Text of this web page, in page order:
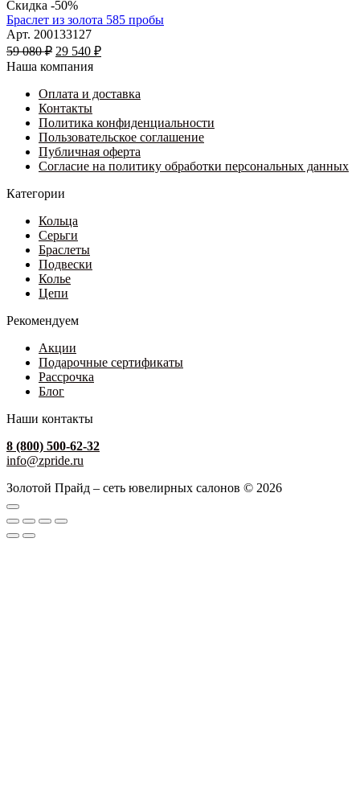
выбрать
на
странице
товара.
–
товар
имеет
несколько
вариаций.
Опции
выбрать
на
странице
товара.
Скидка -50%
Браслет из золота 585 пробы
Арт. 200133127
59 080₽ Первоначальная
цена
59
080 ₽.
29 540 ₽Текущая
540 ₽.
Наша компания
Оплата и доставка
Контакты
Политика конфиденциальности
Пользовательское соглашение
Публичная оферта
Согласие на политику обработки персональных данных
Категории
Кольца
Серьги
Браслеты
Подвески
Колье
Цепи
Рекомендуем
Акции
Подарочные сертификаты
Рассрочка
Блог
Наши контакты
8 (800) 500-62-32
info@zpride.ru
Золотой Прайд – сеть ювелирных салонов © 2026